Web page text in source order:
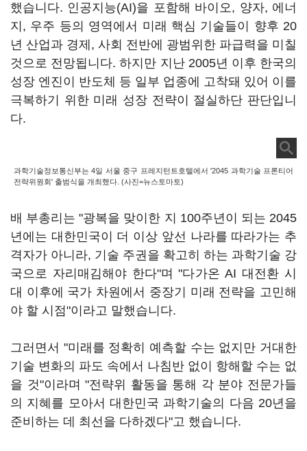
했습니다. 인공지능(AI)을 포함해 바이오, 양자, 에너
지, 우주 등의 영역에서 미래 핵심 기술들이 향후 20
년 산업과 경제, 사회 전반에 광범위한 파급력을 미칠
것으로 전망됩니다. 하지만 지난 2005년 이후 한국의
성장 엔진이 반도체 등 일부 업종에 고착돼 있어 이를
극복하기 위한 미래 성장 전략이 절실하단 판단입니
다.
과학기술정보통신부는 4일 서울 중구 프레지턴트호텔에서 '2045 과학기술 프론티어
전략위원회' 출범식을 개최했다. (사진=뉴스토마토)
배 부총리는 "광복을 맞이한 지 100주년이 되는 2045
년에는 대한민국이 더 이상 앞선 나라를 따라가는 추
격자가 아니라, 기술 주권을 확고히 하는 과학기술 강
국으로 자리매김해야 한다"며 "다가온 AI 대전환 시
대 이후에 국가 차원에서 중장기 미래 전략을 고민해
야 할 시점"이라고 말했습니다.
그러면서 "미래를 정확히 예측할 수는 없지만 거대한
기술 변화의 파도 속에서 나침반 없이 항해할 수는 없
을 것"이라며 "전략위 활동을 통해 각 분야 전문가들
의 지혜를 모아서 대한민국 과학기술의 다음 20년을
준비하는 데 최선을 다하겠다"고 했습니다.